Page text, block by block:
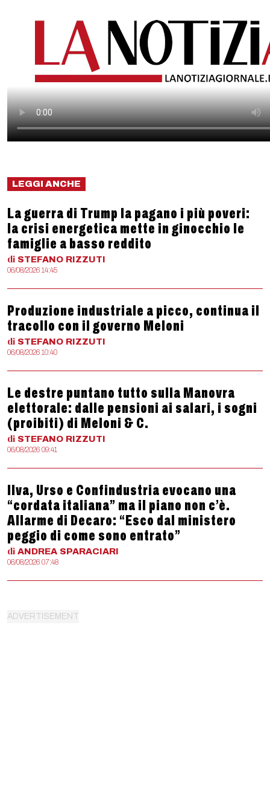
LEGGI ANCHE
La guerra di Trump la pagano i più poveri:
la crisi energetica mette in ginocchio le
famiglie a basso reddito
di STEFANO RIZZUTI
06/08/2026 14:45
Produzione industriale a picco, continua il
tracollo con il governo Meloni
di STEFANO RIZZUTI
06/08/2026 10:40
Le destre puntano tutto sulla Manovra
elettorale: dalle pensioni ai salari, i sogni
(proibiti) di Meloni & C.
di STEFANO RIZZUTI
06/08/2026 09:41
Ilva, Urso e Confindustria evocano una
“cordata italiana” ma il piano non c’è.
Allarme di Decaro: “Esco dal ministero
peggio di come sono entrato”
di ANDREA SPARACIARI
06/08/2026 07:48